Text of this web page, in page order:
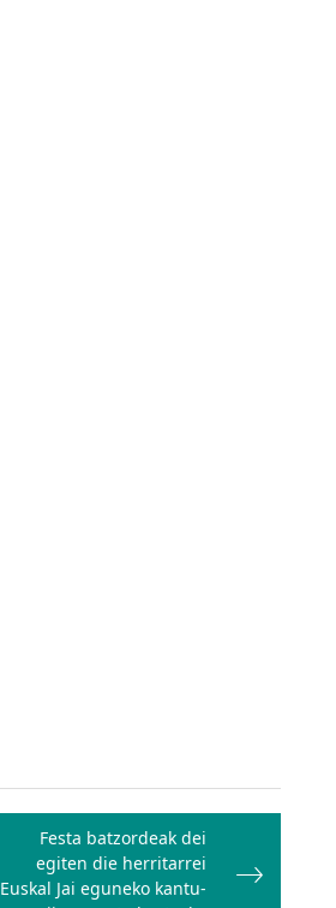
Festa batzordeak dei
egiten die herritarrei
Euskal Jai eguneko kantu-